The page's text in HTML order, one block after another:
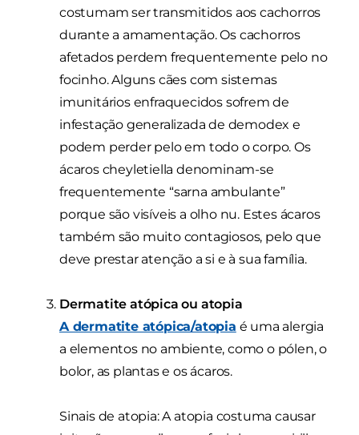
costumam ser transmitidos aos cachorros
durante a amamentação. Os cachorros
afetados perdem frequentemente pelo no
focinho. Alguns cães com sistemas
imunitários enfraquecidos sofrem de
infestação generalizada de demodex e
podem perder pelo em todo o corpo. Os
ácaros cheyletiella denominam-se
frequentemente “sarna ambulante”
porque são visíveis a olho nu. Estes ácaros
também são muito contagiosos, pelo que
deve prestar atenção a si e à sua família.
Dermatite atópica ou atopia
A dermatite atópica/atopia é uma alergia
a elementos no ambiente, como o pólen, o
bolor, as plantas e os ácaros.
Sinais de atopia: A atopia costuma causar